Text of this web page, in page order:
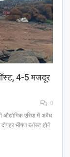
4-5 मजदूर
0
एरिया में अवैध
भीषण ब्लॉस्ट होने